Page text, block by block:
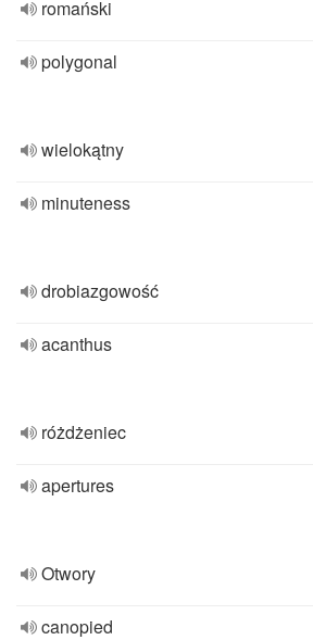
romański
polygonal
wielokątny
minuteness
drobiazgowość
acanthus
różdżeniec
apertures
Otwory
canopied